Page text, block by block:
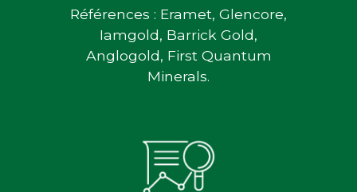
Références : Eramet, Glencore,
Iamgold, Barrick Gold,
Anglogold, First Quantum
Minerals.